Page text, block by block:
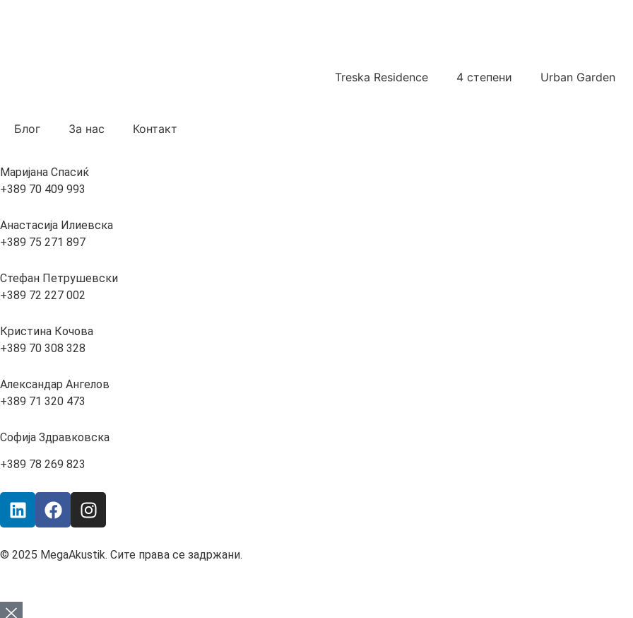
Treska Residence 4 степени Urban Garden
Блог За нас Контакт
Маријана Спасиќ
+389 70 409 993
Анастасија Илиевска
+389 75 271 897
Стефан Петрушевски
+389 72 227 002
Кристина Кочова
+389 70 308 328
Александар Ангелов
+389 71 320 473
Софија Здравковска
+389 78 269 823
© 2025 MegaAkustik. Сите права се задржани.